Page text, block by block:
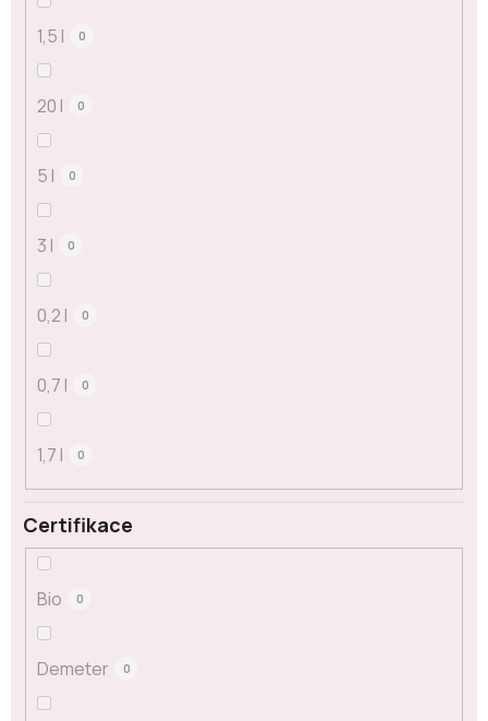
1,5 l 0
20 l 0
5 l 0
3 l 0
0,2 l 0
0,7 l 0
1,7 l 0
Certifikace
Bio 0
Demeter 0